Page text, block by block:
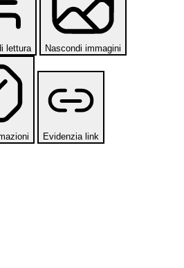
lettura Nascondi immagini
Evidenzia link